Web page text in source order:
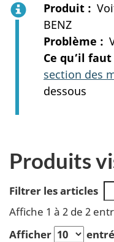
Produit
BENZ
Problème
Ce qu’il
section des
dessous
Produits
Filtrer les articles
Affiche 1 à 2 de 2
Afficher